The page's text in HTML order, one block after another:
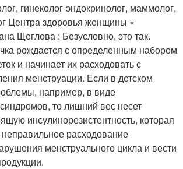
гинеколог-эндокринолог, маммолог,
Центра здоровья женщины «
Щеглова : Безусловно, это так.
рождается с определенным набором
и начинает их расходовать с
менструации. Если в детском
например, в виде
то лишний вес несет
инсулинорезистентность, которая
расходование
менструального цикла и вести